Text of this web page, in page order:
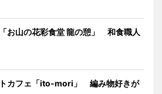
お山の花彩食堂 龍の憩」 和食職人
カフェ「ito-mori」 編み物好きが